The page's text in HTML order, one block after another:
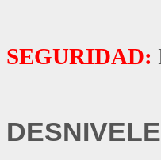
SEGURIDAD: